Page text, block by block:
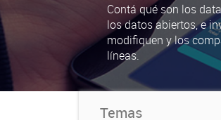
Contá qué son los
los datos abiertos, e
modifiquen y los
líneas.
Temas